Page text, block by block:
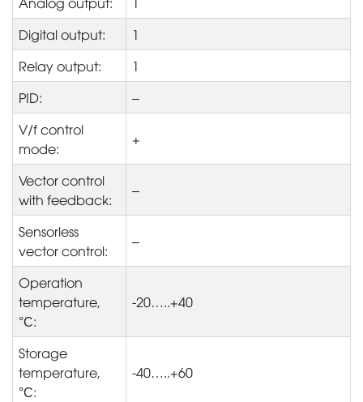
Digital output:
1
Relay output:
1
PID:
–
V/f control
mode:
+
Vector control
with feedback:
–
Sensorless
vector control:
–
Operation
temperature,
°С:
-20…..+40
Storage
temperature,
°С:
-40…..+60